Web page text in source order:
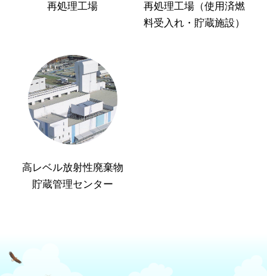
再処理工場
再処理工場（使用済燃
料受入れ・貯蔵施設）
高レベル放射性廃棄物
貯蔵管理センター